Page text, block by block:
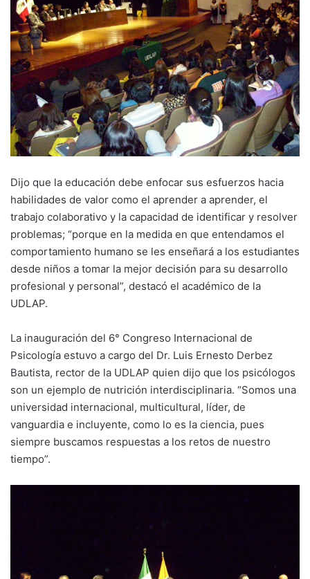
Dijo que la educación debe enfocar sus esfuerzos hacia
habilidades de valor como el aprender a aprender, el
trabajo colaborativo y la capacidad de identificar y resolver
problemas; “porque en la medida en que entendamos el
comportamiento humano se les enseñará a los estudiantes
desde niños a tomar la mejor decisión para su desarrollo
profesional y personal”, destacó el académico de la
UDLAP.
La inauguración del 6° Congreso Internacional de
Psicología estuvo a cargo del Dr. Luis Ernesto Derbez
Bautista, rector de la UDLAP quien dijo que los psicólogos
son un ejemplo de nutrición interdisciplinaria. “Somos una
universidad internacional, multicultural, líder, de
vanguardia e incluyente, como lo es la ciencia, pues
siempre buscamos respuestas a los retos de nuestro
tiempo”.